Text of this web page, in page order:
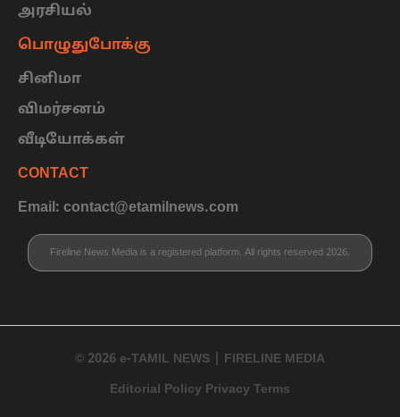
அரசியல்
பொழுதுபோக்கு
சினிமா
விமர்சனம்
வீடியோக்கள்
CONTACT
Email: contact@etamilnews.com
Fireline News Media is a registered platform. All rights reserved 2026.
© 2026 e-TAMIL NEWS | FIRELINE MEDIA
Editorial Policy Privacy Terms